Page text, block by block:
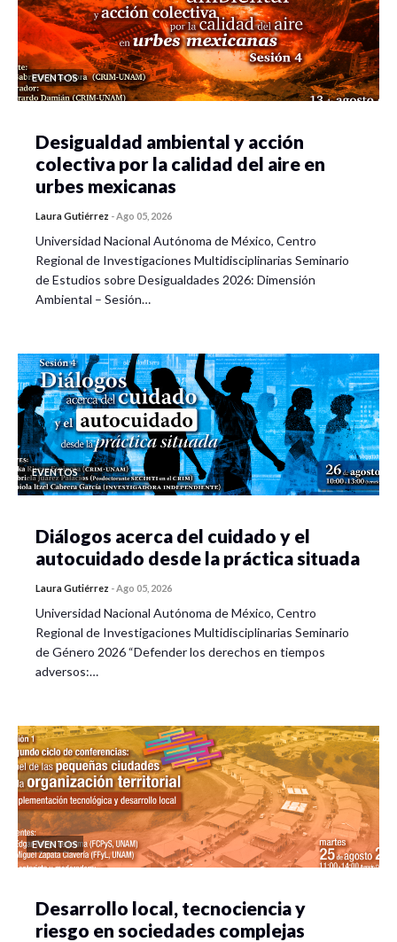
EVENTOS
Desigualdad ambiental y acción
colectiva por la calidad del aire en
urbes mexicanas
Laura Gutiérrez -Ago 05, 2026
Universidad Nacional Autónoma de México, Centro
Regional de Investigaciones Multidisciplinarias Seminario
de Estudios sobre Desigualdades 2026: Dimensión
Ambiental – Sesión…
EVENTOS
Diálogos acerca del cuidado y el
autocuidado desde la práctica situada
Laura Gutiérrez -Ago 05, 2026
Universidad Nacional Autónoma de México, Centro
Regional de Investigaciones Multidisciplinarias Seminario
de Género 2026 “Defender los derechos en tiempos
adversos:…
EVENTOS
Desarrollo local, tecnociencia y
riesgo en sociedades complejas